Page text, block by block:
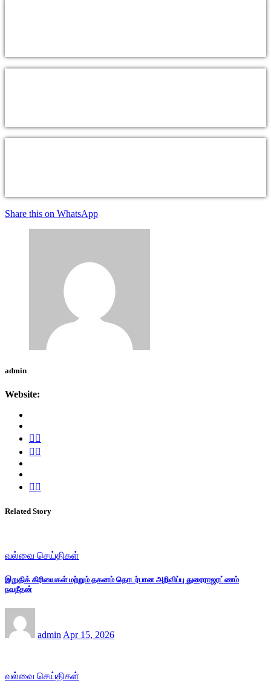
Share this on WhatsApp
admin
Website:
Related Story
வல்வை செய்திகள்
இறுதிக் கிரியைகள் மற்றும் தகனம் தொடர்பான அறிவிப்பு துரைராஜரட்ணம்
நவநீதன்
admin Apr 15, 2026
வல்வை செய்திகள்